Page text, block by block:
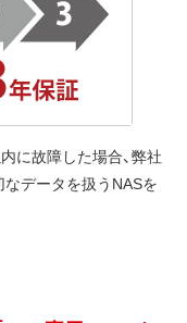
に故障した場合、弊社
データを扱うNASを